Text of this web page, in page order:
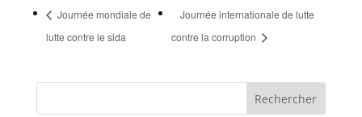
Journée mondiale de
lutte contre le sida
Journée internationale de lutte
contre la corruption